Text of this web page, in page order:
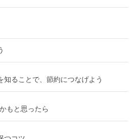
ることで、節約につなげよう
もと思ったら